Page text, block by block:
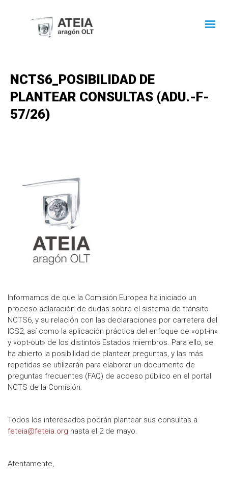
NCTS6_POSIBILIDAD DE
PLANTEAR CONSULTAS (ADU.-F-
57/26)
Informamos de que la Comisión Europea ha iniciado un
proceso aclaración de dudas sobre el sistema de tránsito
NCTS6, y su relación con las declaraciones por carretera del
ICS2, así como la aplicación práctica del enfoque de «opt-in»
y «opt-out» de los distintos Estados miembros. Para ello, se
ha abierto la posibilidad de plantear preguntas, y las más
repetidas se utilizarán para elaborar un documento de
preguntas frecuentes (FAQ) de acceso público en el portal
NCTS de la Comisión.
Todos los interesados podrán plantear sus consultas a
feteia@feteia.org hasta el 2 de mayo.
Atentamente,